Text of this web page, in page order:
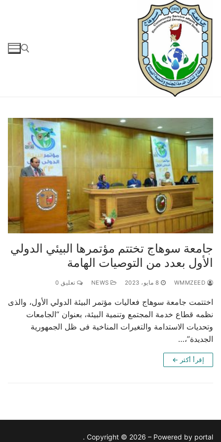
التجاوز
إلى
المحتوى
جامعة سوهاج تختتم مؤتمرها البيئي الدولي
الأول بعدد من التوصيات الهامة
8 مايو، 2023 تعليق 0
اختتمت جامعة سوهاج فعاليات مؤتمر البيئة الدولي الأول، والذى
نظمه قطاع خدمة المجتمع وتنمية البيئة، بعنوان “الجامعات
وتحديات الاستدامة والتغيرات المناخية فى ظل الجمهورية
الجديدة”،…
إقرأ أكثر ←
Copyright © 2026 – Powered by portal .